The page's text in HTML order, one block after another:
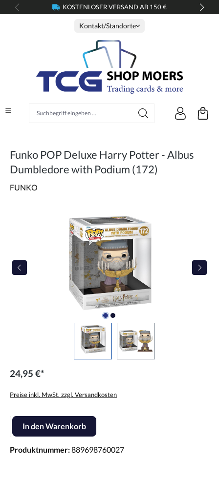
springen KOSTENLOSER VERSAND AB 150 €
Kontakt/Standorte
Funko POP Deluxe Harry Potter - Albus
Dumbledore with Podium (172)
FUNKO
Bildergalerie überspringen
24,95 €*
Preise inkl. MwSt. zzgl. Versandkosten
Produkt Anzahl: Gib den gewünschten Wert ein oder benutze die
In den Warenkorb
Produktnummer:889698760027